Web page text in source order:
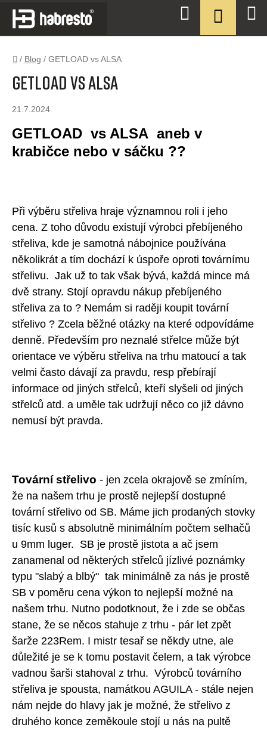
Přejít
obsah
Domů
/ Blog / GETLOAD vs ALSA
GETLOAD vs ALSA
21.7.2024
GETLOAD vs ALSA aneb v
krabičce nebo v sáčku ??
Při výběru střeliva hraje významnou roli i jeho
cena. Z toho důvodu existují výrobci přebíjeného
střeliva, kde je samotná nábojnice používána
několikrát a tím dochází k úspoře oproti továrnímu
střelivu. Jak už to tak však bývá, každá mince má
dvě strany. Stojí opravdu nákup přebíjeného
střeliva za to ? Nemám si raději koupit tovární
střelivo ? Zcela běžné otázky na které odpovídáme
denně. Především pro neznalé střelce může být
orientace ve výběru střeliva na trhu matoucí a tak
velmi často dávají za pravdu, resp přebírají
informace od jiných střelců, kteří slyšeli od jiných
střelců atd. a uměle tak udržují něco co již dávno
nemusí být pravda.
Tovární střelivo - jen zcela okrajově se zmíním,
že na našem trhu je prostě nejlepší dostupné
tovární střelivo od SB. Máme jich prodaných stovky
tisíc kusů s absolutně minimálním počtem selhačů
u 9mm luger. SB je prostě jistota a ač jsem
zanamenal od některých střelců jízlivé poznámky
typu "slabý a blbý" tak minimálně za nás je prostě
SB v poměru cena výkon to nejlepší možné na
našem trhu. Nutno podotknout, že i zde se občas
stane, že se něcos stahuje z trhu - pár let zpět
šarže 223Rem. I mistr tesař se někdy utne, ale
důležité je se k tomu postavit čelem, a tak výrobce
vadnou šarši stahoval z trhu. Výrobců továrního
střeliva je spousta, namátkou AGUILA - stále nejen
nám nejde do hlavy jak je možné, že střelivo z
druhého konce zeměkoule stojí u nás na pultě